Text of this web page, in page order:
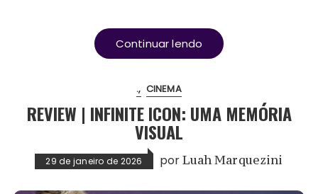
Continuar lendo
. CINEMA
REVIEW | INFINITE ICON: UMA MEMÓRIA
VISUAL
29 de janeiro de 2026 porLuah Marquezini